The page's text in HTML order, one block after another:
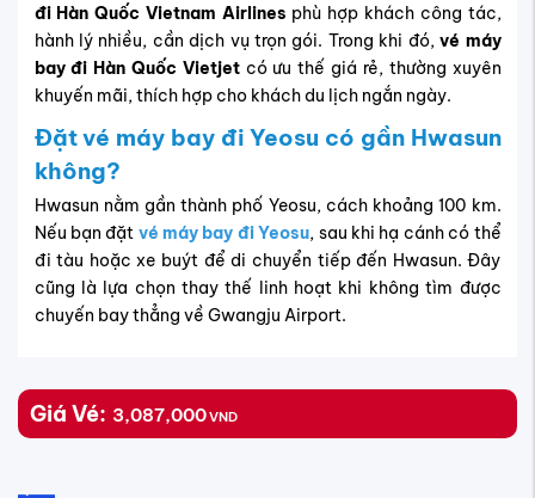
đi Hàn Quốc Vietnam Airlines phù hợp khách công tác,
hành lý nhiều, cần dịch vụ trọn gói. Trong khi đó,vé máy
bay đi Hàn Quốc Vietjetcó ưu thế giá rẻ, thường xuyên
khuyến mãi, thích hợp cho khách du lịch ngắn ngày.
Đặt vé máy bay đi Yeosu có gần Hwasun
không?
Hwasun nằm gần thành phố Yeosu, cách khoảng 100 km.
Nếu bạn đặt vé máy bay đi Yeosu, sau khi hạ cánh có thể
đi tàu hoặc xe buýt để di chuyển tiếp đến Hwasun. Đây
cũng là lựa chọn thay thế linh hoạt khi không tìm được
chuyến bay thẳng về Gwangju Airport.
Giá Vé: 3,087,000VND